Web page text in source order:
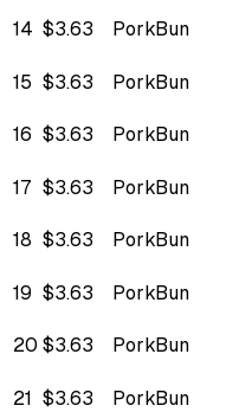
14 $3.63 PorkBun
15 $3.63 PorkBun
16 $3.63 PorkBun
17 $3.63 PorkBun
18 $3.63 PorkBun
19 $3.63 PorkBun
20 $3.63 PorkBun
21 $3.63 PorkBun